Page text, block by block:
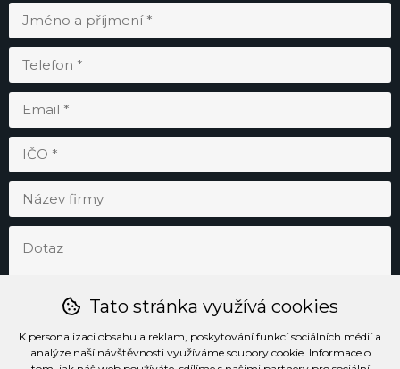
Tato stránka využívá cookies
K personalizaci obsahu a reklam, poskytování funkcí sociálních médií a
analýze naší návštěvnosti využíváme soubory cookie. Informace o